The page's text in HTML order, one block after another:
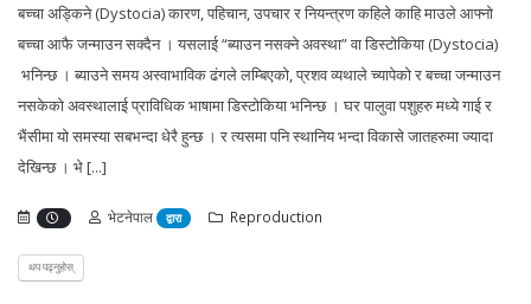
बच्चा अड्किने (Dystocia) कारण, पहिचान, उपचार र नियन्त्रण कहिले काहि माउले आफ्नो
बच्चा आफै जन्माउन सक्दैन । यसलाई “ब्याउन नसक्ने अवस्था” वा डिस्टोकिया (Dystocia)
भनिन्छ । ब्याउने समय अस्वाभाविक ढंगले लम्बिएको, प्रशव व्यथाले च्यापेको र बच्चा जन्माउन
नसकेको अवस्थालाई प्राविधिक भाषामा डिस्टोकिया भनिन्छ । घर पालुवा पशुहरु मध्ये गाई र
भैंसीमा यो समस्या सबभन्दा धेरै हुन्छ । र त्यसमा पनि स्थानिय भन्दा विकासे जातहरुमा ज्यादा
देखिन्छ । भे [...]
भेटनेपाल द्वारा Reproduction
थप पढ्नुहोस्